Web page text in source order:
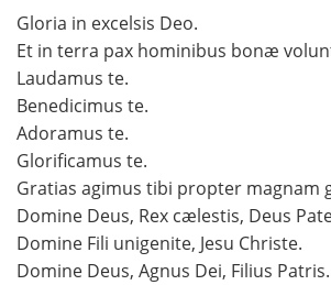
Gloria in excelsis Deo.
Et in terra pax hominibus bonæ
Laudamus te.
Benedicimus te.
Adoramus te.
Glorificamus te.
Gratias agimus tibi propter magnam
Domine Deus, Rex cælestis, Deus
Domine Fili unigenite, Jesu Christe.
Domine Deus, Agnus Dei, Filius Patris.